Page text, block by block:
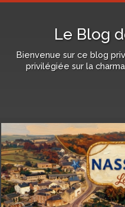
Le Blog
Bienvenue sur ce blog
privilégiée sur la